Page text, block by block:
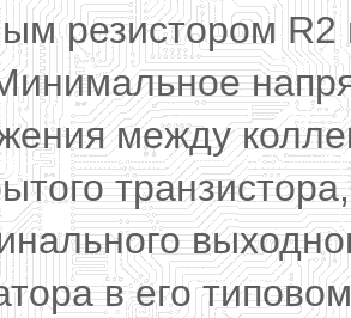
резистором R2
между
в его